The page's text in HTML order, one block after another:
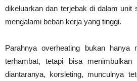
dikeluarkan dan terjebak di dalam unit
mengalami beban kerja yang tinggi.
Parahnya overheating bukan hanya
terhambat, tetapi bisa menimbulkan
diantaranya, korsleting, munculnya